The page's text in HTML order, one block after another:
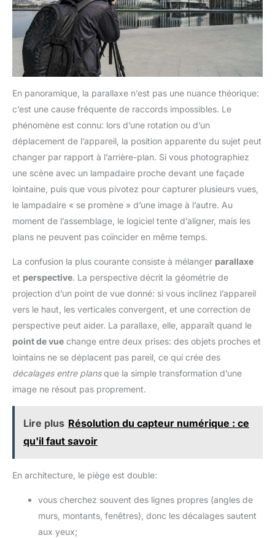
En panoramique, la parallaxe n’est pas une nuance théorique:
c’est une cause fréquente de raccords impossibles. Le
phénomène est connu: lors d’une rotation ou d’un
déplacement de l’appareil, la position apparente du sujet peut
changer par rapport à l’arrière-plan. Si vous photographiez
une scène avec un lampadaire proche devant une façade
lointaine, puis que vous pivotez pour capturer plusieurs vues,
le lampadaire « se promène » d’une image à l’autre. Au
moment de l’assemblage, le logiciel tente d’aligner, mais les
plans ne peuvent pas coïncider en même temps.
La confusion la plus courante consiste à mélanger parallaxe
et perspective. La perspective décrit la géométrie de
projection d’un point de vue donné: si vous inclinez l’appareil
vers le haut, les verticales convergent, et une correction de
perspective peut aider. La parallaxe, elle, apparaît quand le
point de vue change entre deux prises: des objets proches et
lointains ne se déplacent pas pareil, ce qui crée des
décalages entre plansque la simple transformation d’une
image ne résout pas proprement.
Lire plus Résolution du capteur numérique : ce
qu'il faut savoir
En architecture, le piège est double:
vous cherchez souvent des lignes propres (angles de
murs, montants, fenêtres), donc les décalages sautent
aux yeux;